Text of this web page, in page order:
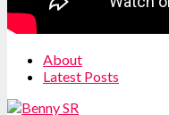
About
Latest Posts